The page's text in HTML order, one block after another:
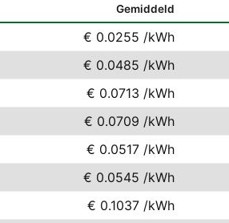
Gemiddeld
€ 0.0255 /kWh
€ 0.0485 /kWh
€ 0.0713 /kWh
€ 0.0709 /kWh
€ 0.0517 /kWh
€ 0.0545 /kWh
€ 0.1037 /kWh